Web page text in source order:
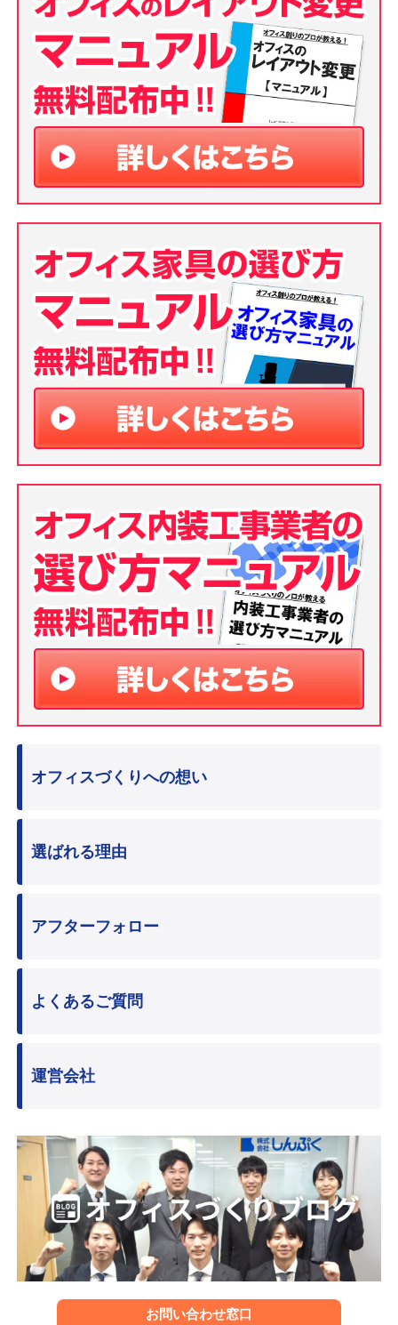
オフィスづくりへの想い
選ばれる理由
アフターフォロー
よくあるご質問
運営会社
お問い合わせ窓口